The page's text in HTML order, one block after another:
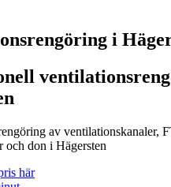
i
av ventilationskanaler,
och don i Hägersten
här